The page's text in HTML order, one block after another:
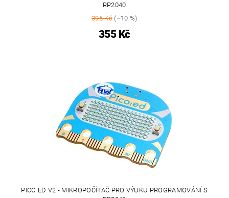
RP2040
395 Kč(–10 %)
355 Kč
PICO:ED V2 - MIKROPOČÍTAČ PRO VÝUKU PROGRAMOVÁNÍ S